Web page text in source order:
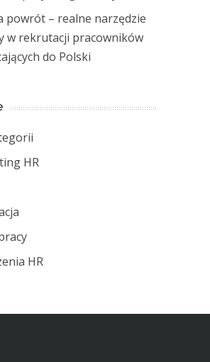
powrót – realne narzędzie
w rekrutacji pracowników
do Polski
HR
HR